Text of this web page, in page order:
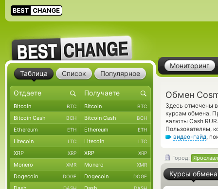
Мониторинг
Обмен
Здесь отмечены
курсам обмена.
валюты Cash
Пользователям,
видео-гайд,
Город:
Курсы обмена
Таблица Список Популярное
Bitcoin BTC Bitcoin BTC
Bitcoin Cash BCH Bitcoin Cash BCH
Ethereum ETH Ethereum ETH
Litecoin LTC Litecoin LTC
XRP XRP XRP XRP
Monero XMR Monero XMR
Dogecoin DOGE Dogecoin DOGE